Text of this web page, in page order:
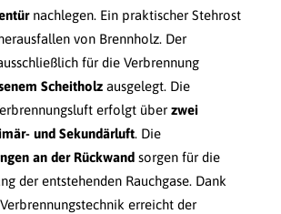
nachlegen. Ein praktischer Stehrost
von Brennholz. Der
für die Verbrennung
Scheitholz ausgelegt. Die
erfolgt über zwei
und Sekundärluft. Die
an der Rückwand sorgen für die
der entstehenden Rauchgase. Dank
erreicht der